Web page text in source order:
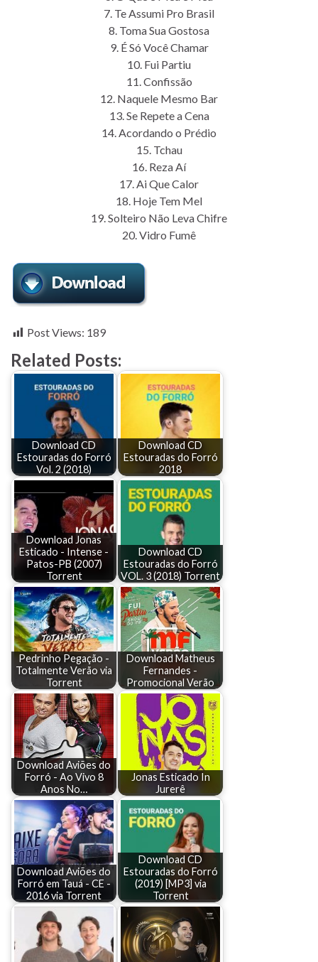
7. Te Assumi Pro Brasil
8. Toma Sua Gostosa
9. É Só Você Chamar
10. Fui Partiu
11. Confissão
12. Naquele Mesmo Bar
13. Se Repete a Cena
14. Acordando o Prédio
15. Tchau
16. Reza Aí
17. Ai Que Calor
18. Hoje Tem Mel
19. Solteiro Não Leva Chifre
20. Vidro Fumê
Post Views: 189
Related Posts:
Download CD
Estouradas do Forró
Vol. 2 (2018)
Download CD
Estouradas do Forró
2018
Download Jonas
Esticado - Intense -
Patos-PB (2007)
Torrent
Download CD
Estouradas do Forró
VOL. 3 (2018) Torrent
Pedrinho Pegação -
Totalmente Verão via
Torrent
Download Matheus
Fernandes -
Promocional Verão
Download Aviões do
Forró - Ao Vivo 8
Anos No…
Jonas Esticado In
Jurerê
Download Aviões do
Forró em Tauá - CE -
2016 via Torrent
Download CD
Estouradas do Forró
(2019) [MP3] via
Torrent